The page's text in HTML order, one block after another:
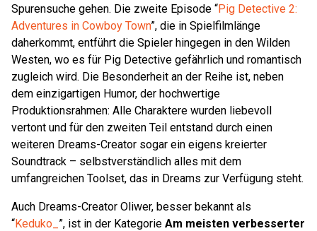
Spurensuche gehen. Die zweite Episode “Pig Detective 2:
Adventures in Cowboy Town”, die in Spielfilmlänge
daherkommt, entführt die Spieler hingegen in den Wilden
Westen, wo es für Pig Detective gefährlich und romantisch
zugleich wird. Die Besonderheit an der Reihe ist, neben
dem einzigartigen Humor, der hochwertige
Produktionsrahmen: Alle Charaktere wurden liebevoll
vertont und für den zweiten Teil entstand durch einen
weiteren Dreams-Creator sogar ein eigens kreierter
Soundtrack – selbstverständlich alles mit dem
umfangreichen Toolset, das in Dreams zur Verfügung steht.
Auch Dreams-Creator Oliwer, besser bekannt als
“Keduko_ ”, ist in der Kategorie Am meisten verbesserter